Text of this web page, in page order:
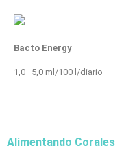
Bacto Energy
1,0–5,0 ml/100 l/diario
Alimentando Corales